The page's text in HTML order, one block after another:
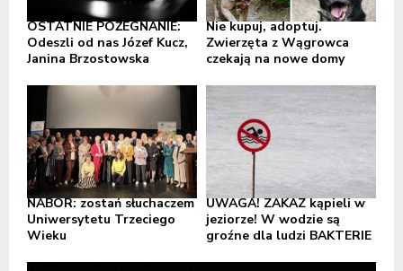
OSTATNIE POŻEGNANIE:
Odeszli od nas Józef Kucz,
Janina Brzostowska
Nie kupuj, adoptuj.
Zwierzęta z Wągrowca
czekają na nowe domy
NABÓR: zostań słuchaczem
Uniwersytetu Trzeciego
Wieku
UWAGA! ZAKAZ kąpieli w
jeziorze! W wodzie są
groźne dla ludzi BAKTERIE